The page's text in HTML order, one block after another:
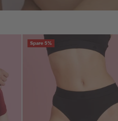
Spare 5%